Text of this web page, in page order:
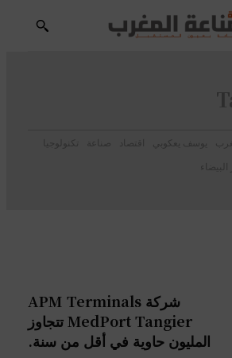
يوسف يعكوبي اقتصاد صناعة
تكنولوجيا
البيضاء
شركة APM Terminals
MedPort Tangier تتجاوز
المليون حاوية في أقل من سنة.